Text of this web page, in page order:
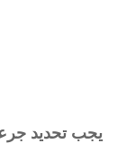
يجب تحديد